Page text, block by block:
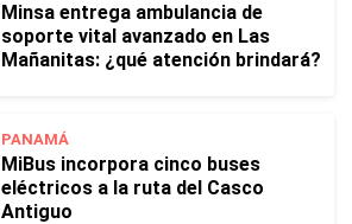
Minsa entrega ambulancia de
soporte vital avanzado en Las
Mañanitas: ¿qué atención brindará?
PANAMÁ
MiBus incorpora cinco buses
eléctricos a la ruta del Casco
Antiguo